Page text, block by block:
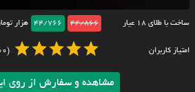
ساخت با طلای ۱۸ عیار 44/866
44/766 هزار
امتیاز کاربران (800)
مشاهده و سفارش از روی